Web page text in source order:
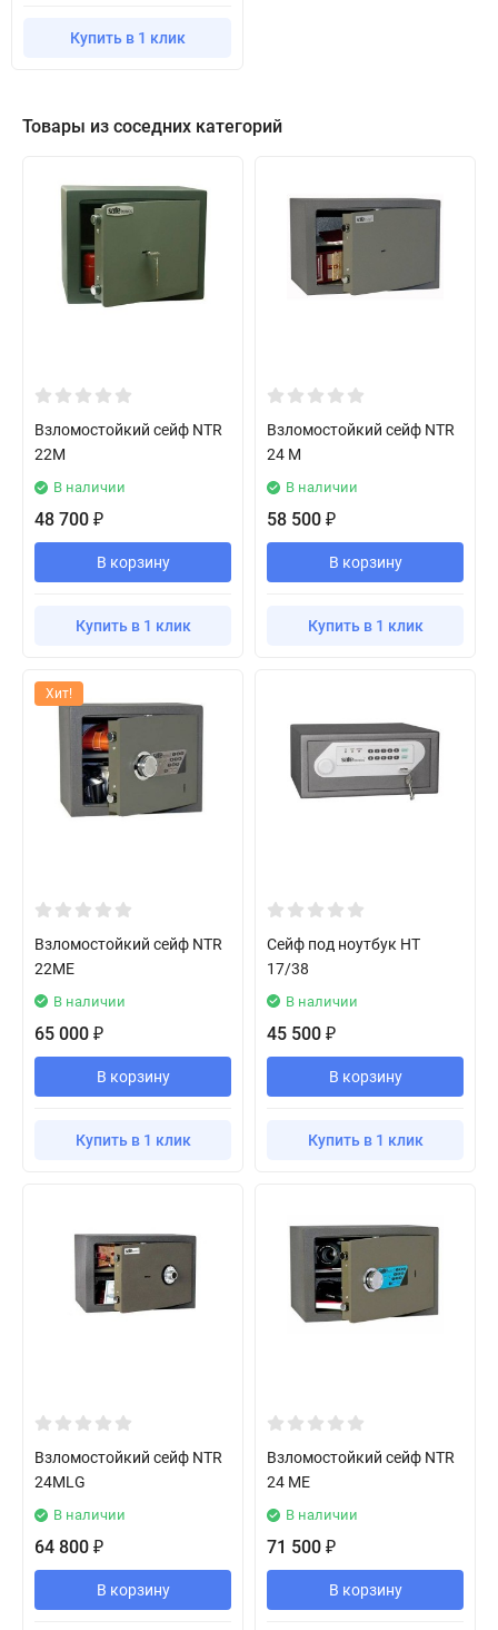
Купить в 1 клик
Товары из соседних категорий
Взломостойкий сейф NTR
22M
В наличии
48 700 ₽
В корзину
Купить в 1 клик
Взломостойкий сейф NTR
24 M
В наличии
58 500 ₽
В корзину
Купить в 1 клик
Хит!
Взломостойкий сейф NTR
22ME
В наличии
65 000 ₽
В корзину
Купить в 1 клик
Сейф под ноутбук HT
17/38
В наличии
45 500 ₽
В корзину
Купить в 1 клик
Взломостойкий сейф NTR
24MLG
В наличии
64 800 ₽
В корзину
Взломостойкий сейф NTR
24 ME
В наличии
71 500 ₽
В корзину